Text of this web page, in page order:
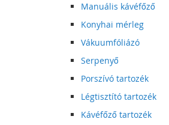
Manuális kávéfőző
Konyhai mérleg
Vákuumfóliázó
Serpenyő
Porszívó tartozék
Légtisztító tartozék
Kávéfőző tartozék